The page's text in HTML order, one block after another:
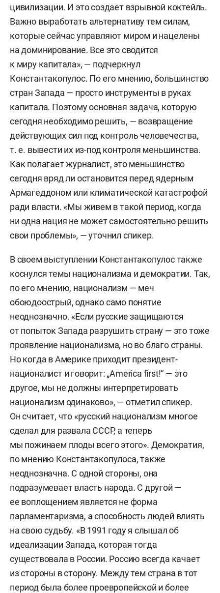
цивилизации. И это создает взрывной коктейль.
Важно выработать альтернативу тем силам,
которые сейчас управляют миром и нацелены
на доминирование. Все это сводится
к миру капитала», — подчеркнул
Константакопулос. По его мнению, большинство
стран Запада — просто инструменты в руках
капитала. Поэтому основная задача, которую
сегодня необходимо решить, — возвращение
действующих сил под контроль человечества,
т. е. вывести их из-под контроля меньшинства.
Как полагает журналист, это меньшинство
сегодня вряд ли остановится перед ядерным
Армагеддоном или климатической катастрофой
ради власти. «Мы живем в такой период, когда
ни одна нация не может самостоятельно решить
свои проблемы», — уточнил спикер.
В своем выступлении Константакопулос также
коснулся темы национализма и демократии. Так,
по его мнению, национализм — меч
обоюдоострый, однако само понятие
неоднозначно. «Если русские защищаются
от попыток Запада разрушить страну — это тоже
проявление национализма, но во благо страны.
Но когда в Америке приходит президент-
националист и говорит: „America first!“ — это
другое, мы не должны интерпретировать
национализм одинаково», — отметил спикер.
Он считает, что «русский национализм многое
сделал для развала СССР, а теперь
мы пожинаем плоды всего этого». Демократия,
по мнению Константакопулоса, также
неоднозначна. С одной стороны, она
подразумевает власть народа. С другой —
ее воплощением является не форма
парламентаризма, а способность людей влиять
на свою судьбу. «В 1991 году я слышал об
идеализации Запада, которая тогда
существовала в России. Россию всегда качает
из стороны в сторону. Между тем страна в тот
период была более проевропейской и более